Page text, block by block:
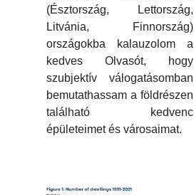
(Észtország, Lettország,
Litvánia, Finnország)
országokba kalauzolom a
kedves Olvasót, hogy
szubjektív válogatásomban
bemutathassam a földrészen
található kedvenc
épületeimet és városaimat.